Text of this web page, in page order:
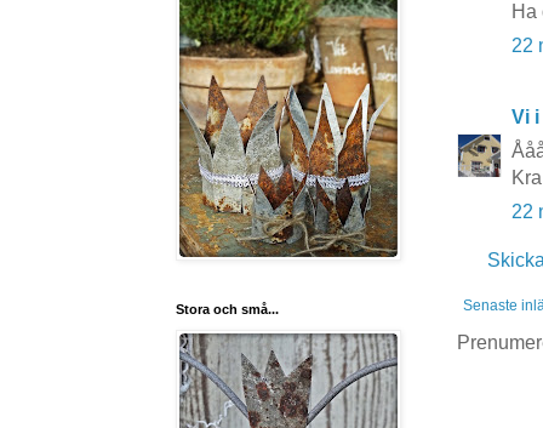
Ha
22
Vi
22
Senaste
Stora och små...